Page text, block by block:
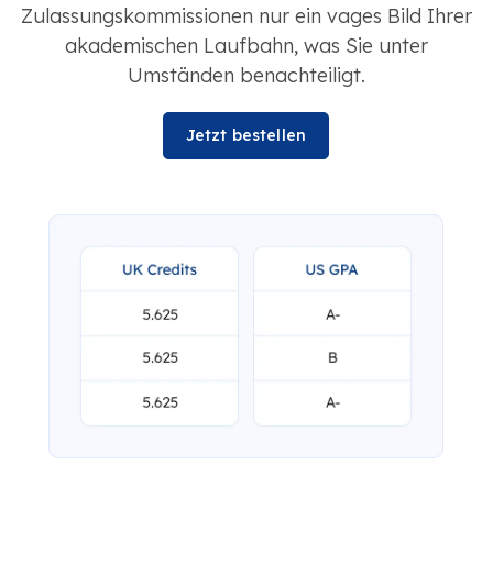
Zulassungskommissionen nur ein vages Bild Ihrer
akademischen Laufbahn, was Sie unter
Umständen benachteiligt.
Jetzt bestellen